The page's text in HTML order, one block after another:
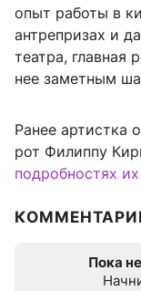
опыт работы в
антрепризах и
театра, главная
нее заметным
Ранее артистка
рот Филиппу
подробностях
Пока